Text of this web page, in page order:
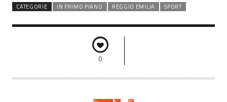
CATEGORIE IN PRIMO PIANO REGGIO EMILIA SPORT
0